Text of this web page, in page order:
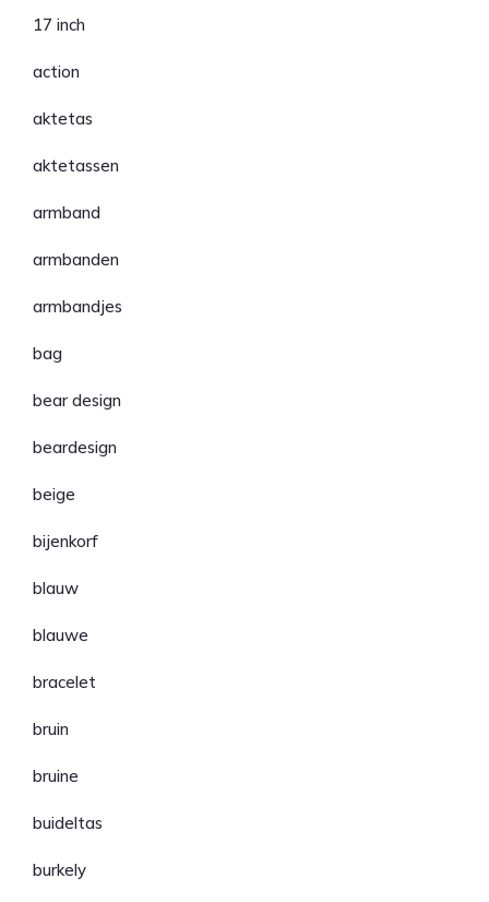
17 inch
action
aktetas
aktetassen
armband
armbanden
armbandjes
bag
bear design
beardesign
beige
bijenkorf
blauw
blauwe
bracelet
bruin
bruine
buideltas
burkely